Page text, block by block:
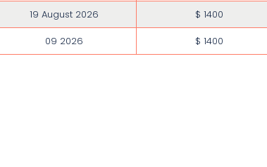
19 August 2026 $ 1400
09 2026 $ 1400